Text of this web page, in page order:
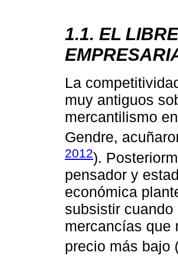
1.1. EL
La
muy antiguos
mercantilismo
Gendre,
2012).
pensador y
económica
subsistir
mercancías que
precio más bajo